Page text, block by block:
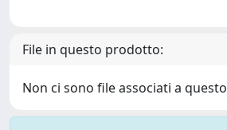
File in questo prodotto:
Non ci sono file associati a